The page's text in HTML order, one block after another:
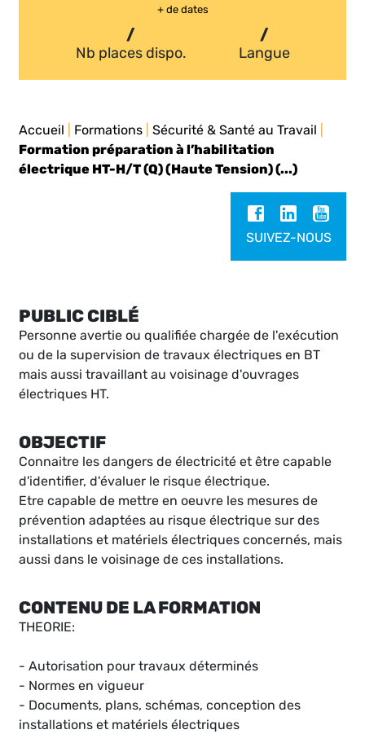
+ de dates
/
Nb places dispo.
/
Langue
Accueil Formations |Sécurité & Santé au Travail
Formation préparation à l’habilitation
électrique HT-H/T (Q) (Haute Tension) (...)
SUIVEZ-NOUS
PUBLIC CIBLÉ
Personne avertie ou qualifiée chargée de l'exécution
ou de la supervision de travaux électriques en BT
mais aussi travaillant au voisinage d'ouvrages
électriques HT.
OBJECTIF
Connaitre les dangers de électricité et être capable
d'identifier, d'évaluer le risque électrique.
Etre capable de mettre en oeuvre les mesures de
prévention adaptées au risque électrique sur des
installations et matériels électriques concernés, mais
aussi dans le voisinage de ces installations.
CONTENU DE LA FORMATION
THEORIE:
- Autorisation pour travaux déterminés
- Normes en vigueur
- Documents, plans, schémas, conception des
installations et matériels électriques